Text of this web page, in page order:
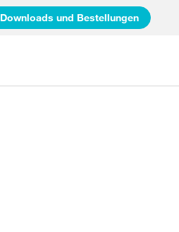
Downloads und Bestellungen